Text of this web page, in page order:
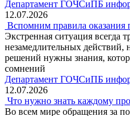
Департамент ГОЧСиПБ
12.07.2026
Вспомним правила
Экстренная ситуация всегда
незамедлительных действий,
решений нужны знания,
сомнений
Департамент ГОЧСиПБ
12.07.2026
Что нужно знать каждому
Во всем мире обращения за